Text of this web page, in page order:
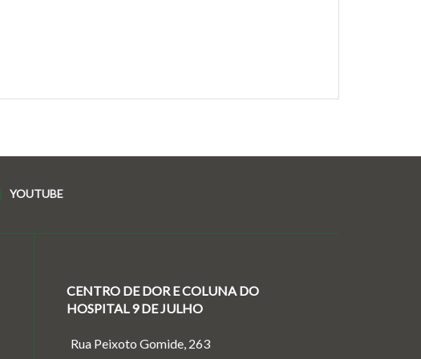
YOUTUBE
CENTRO DE DOR E COLUNA DO
HOSPITAL 9 DE JULHO
Rua Peixoto Gomide, 263